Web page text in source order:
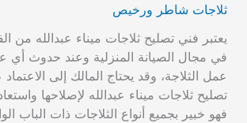
ثلاجات شاطر ورخيص
يعتبر فني تصليح ثلاجات ميناء عبدالله من
في مجال الصيانة المنزلية وعند حدوث أي
عمل الثلاجة، وقد يحتاج المالك إلى
تصليح ثلاجات ميناء عبدالله لإصلاحها
فهو خبير بجميع أنواع الثلاجات ذات الباب